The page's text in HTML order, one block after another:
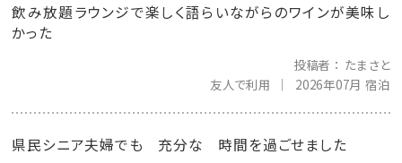
飲み放題ラウンジで楽しく語らいながらのワインが美味し
かった
投稿者
たまさと
友人で利用
2026年07月 宿泊
県民シニア夫婦でも 充分な 時間を過ごせました